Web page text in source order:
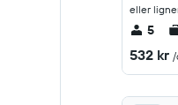
eller
5
532 kr /